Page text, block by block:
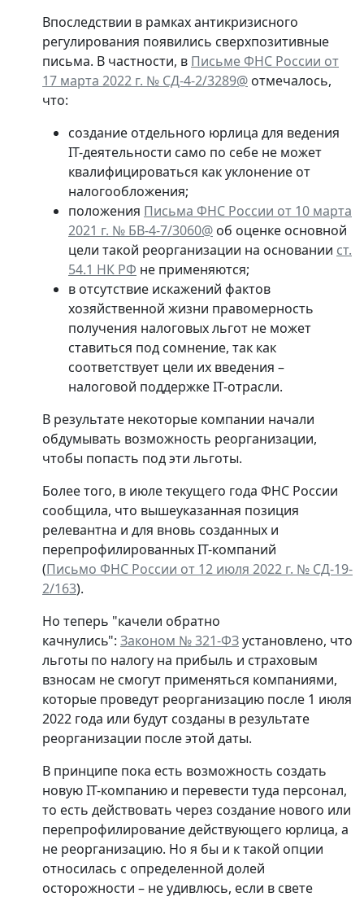
Впоследствии в рамках антикризисного
регулирования появились сверхпозитивные
письма. В частности, в Письме ФНС России от
17 марта 2022 г. № СД-4-2/3289@ отмечалось,
что:
создание отдельного юрлица для ведения
IT-деятельности само по себе не может
квалифицироваться как уклонение от
налогообложения;
положения Письма ФНС России от 10 марта
2021 г. № БВ-4-7/3060@ об оценке основной
цели такой реорганизации на основании ст.
54.1 НК РФ не применяются;
в отсутствие искажений фактов
хозяйственной жизни правомерность
получения налоговых льгот не может
ставиться под сомнение, так как
соответствует цели их введения –
налоговой поддержке IT-отрасли.
В результате некоторые компании начали
обдумывать возможность реорганизации,
чтобы попасть под эти льготы.
Более того, в июле текущего года ФНС России
сообщила, что вышеуказанная позиция
релевантна и для вновь созданных и
перепрофилированных IT-компаний
(Письмо ФНС России от 12 июля 2022 г. № СД-19-
2/163).
Но теперь "качели обратно
качнулись": Законом № 321-ФЗустановлено, что
льготы по налогу на прибыль и страховым
взносам не смогут применяться компаниями,
которые проведут реорганизацию после 1 июля
2022 года или будут созданы в результате
реорганизации после этой даты.
В принципе пока есть возможность создать
новую IT-компанию и перевести туда персонал,
то есть действовать через создание нового или
перепрофилирование действующего юрлица, а
не реорганизацию. Но я бы и к такой опции
относилась с определенной долей
осторожности – не удивлюсь, если в свете